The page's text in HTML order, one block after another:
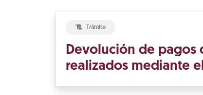
Trámite
Devolución de pagos
realizados mediante